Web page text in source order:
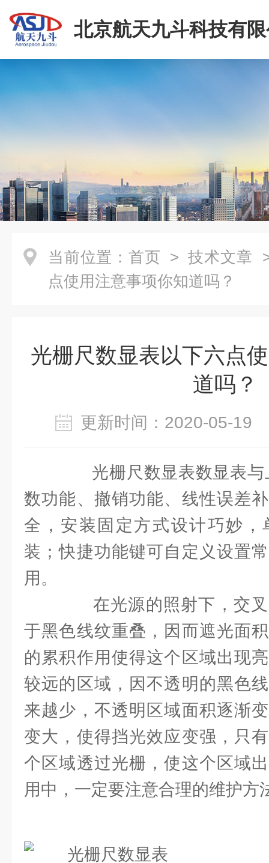
北京航天九斗科技有
当前位置： 首页 > 技术文章
点使用注意事项你知道吗？
光栅尺数显表以下六点
道吗？
更新时间：2020-05-
光栅尺数显表数显表与
数功能、撤销功能、线性误差
全，安装固定方式设计巧妙，
装；快捷功能键可自定义设置
用。
在光源的照射下，交叉
于黑色线纹重叠，因而遮光面
的累积作用使得这个区域出现
较远的区域，因不透明的黑色
来越少，不透明区域面积逐渐
变大，使得挡光效应变强，只
个区域透过光栅，使这个区域
用中，一定要注意合理的维护方